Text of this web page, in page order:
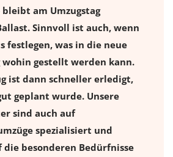
bleibt am Umzugstag
Sinnvoll ist auch, wenn
festlegen, was in die neue
wohin gestellt werden kann.
ist dann schneller erledigt,
geplant wurde. Unsere
sind auch auf
spezialisiert und
die besonderen Bedürfnisse